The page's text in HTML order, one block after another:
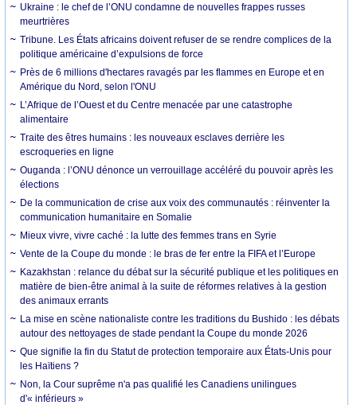
Ukraine : le chef de l’ONU condamne de nouvelles frappes russes
meurtrières
Tribune. Les États africains doivent refuser de se rendre complices de la
politique américaine d’expulsions de force
Près de 6 millions d'hectares ravagés par les flammes en Europe et en
Amérique du Nord, selon l'ONU
L’Afrique de l’Ouest et du Centre menacée par une catastrophe
alimentaire
Traite des êtres humains : les nouveaux esclaves derrière les
escroqueries en ligne
Ouganda : l’ONU dénonce un verrouillage accéléré du pouvoir après les
élections
De la communication de crise aux voix des communautés : réinventer la
communication humanitaire en Somalie
Mieux vivre, vivre caché : la lutte des femmes trans en Syrie
Vente de la Coupe du monde : le bras de fer entre la FIFA et l’Europe
Kazakhstan : relance du débat sur la sécurité publique et les politiques en
matière de bien-être animal à la suite de réformes relatives à la gestion
des animaux errants
La mise en scène nationaliste contre les traditions du Bushido : les débats
autour des nettoyages de stade pendant la Coupe du monde 2026
Que signifie la fin du Statut de protection temporaire aux États-Unis pour
les Haïtiens ?
Non, la Cour suprême n'a pas qualifié les Canadiens unilingues
d'« inférieurs »